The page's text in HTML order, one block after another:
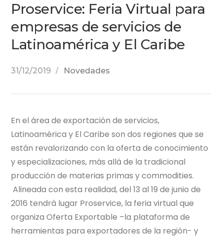
Proservice: Feria Virtual para
empresas de servicios de
Latinoamérica y El Caribe
31/12/2019 Novedades
En el área de exportación de servicios,
Latinoamérica y El Caribe son dos regiones que se
están revalorizando con la oferta de conocimiento
y especializaciones, más allá de la tradicional
producción de materias primas y commodities.
Alineada con esta realidad, del 13 al 19 de junio de
2016 tendrá lugar Proservice, la feria virtual que
organiza Oferta Exportable –la plataforma de
herramientas para exportadores de la región- y